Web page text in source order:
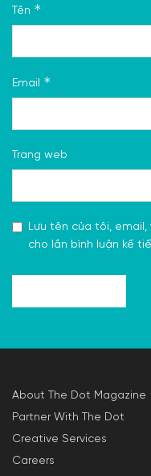
Tên *
Email *
Trang web
Lưu tên của tôi,
cho lần bình luận kế
About The Dot Magazine
Partner With The Dot
Creative Services
Careers